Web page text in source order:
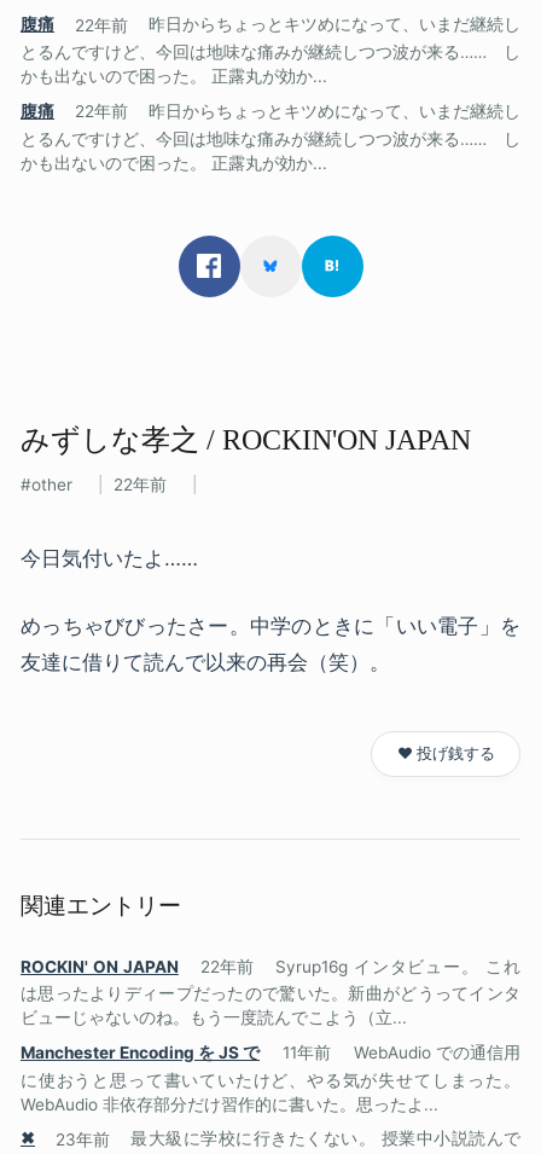
腹痛
22年前
昨日からちょっとキツめになって、いまだ継続し
とるんですけど、今回は地味な痛みが継続しつつ波が来る…… し
かも出ないので困った。 正露丸が効か...
腹痛
22年前
昨日からちょっとキツめになって、いまだ継続し
とるんですけど、今回は地味な痛みが継続しつつ波が来る…… し
かも出ないので困った。 正露丸が効か...
みずしな​孝之 / ROCKIN'ON JAPAN
other 22年前
今日気付いたよ……
めっちゃびびったさー。中学のときに「いい電子」を
友達に借りて読んで以来の再会（笑）。
❤️ 投げ銭する
関連エントリー
ROCKIN' ON JAPAN 22年前
Syrup16g インタビュー。 これ
は思ったよりディープだったので驚いた。新曲がどうってインタ
ビューじゃないのね。もう一度読んでこよう（立...
Manchester Encoding を JS で
11年前
WebAudio での通信用
に使おうと思って書いていたけど、やる気が失せてしまった。
WebAudio 非依存部分だけ習作的に書いた。思ったよ...
✖
23年前
最大級に学校に行きたくない。 授業中小説読んで